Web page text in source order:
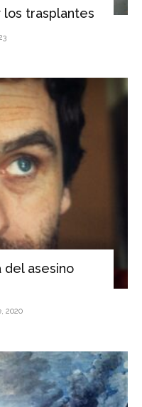
los trasplantes
del asesino
2020